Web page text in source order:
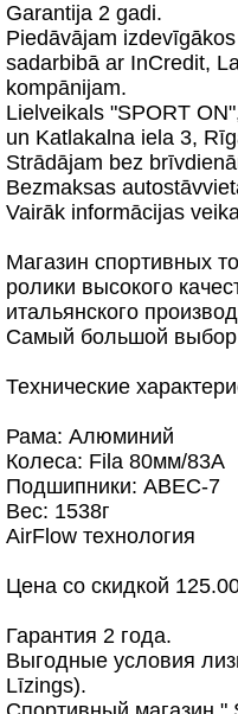
Garantija 2 gadi.
Piedāvājam
sadarbibā ar InCredit,
kompānijam.
Lielveikals "SPORT
un Katlakalna iela 3,
Strādājam bez
Bezmaksas
Vairāk informācijas
Магазин спортивных
ролики высокого
итальянского
Самый большой выбор
Технические
Рама: Алюминий
Колеса: Fila 80мм/83A
Подшипники: ABEC-7
Вес: 1538г
AirFlow технология
Цена со скидкой
Гарантия 2 года.
Выгодные условия
Līzings).